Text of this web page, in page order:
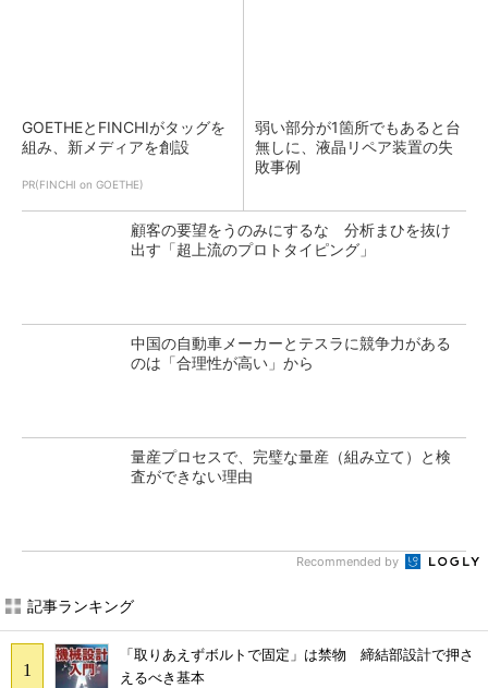
GOETHEとFINCHIがタッグを
組み、新メディアを創設
PR(FINCHI on GOETHE)
弱い部分が1箇所でもあると台
無しに、液晶リペア装置の失
敗事例
顧客の要望をうのみにするな 分析まひを抜け
出す「超上流のプロトタイピング」
中国の自動車メーカーとテスラに競争力がある
のは「合理性が高い」から
量産プロセスで、完璧な量産（組み立て）と検
査ができない理由
Recommended by
記事ランキング
「取りあえずボルトで固定」は禁物 締結部設計で押さ
えるべき基本